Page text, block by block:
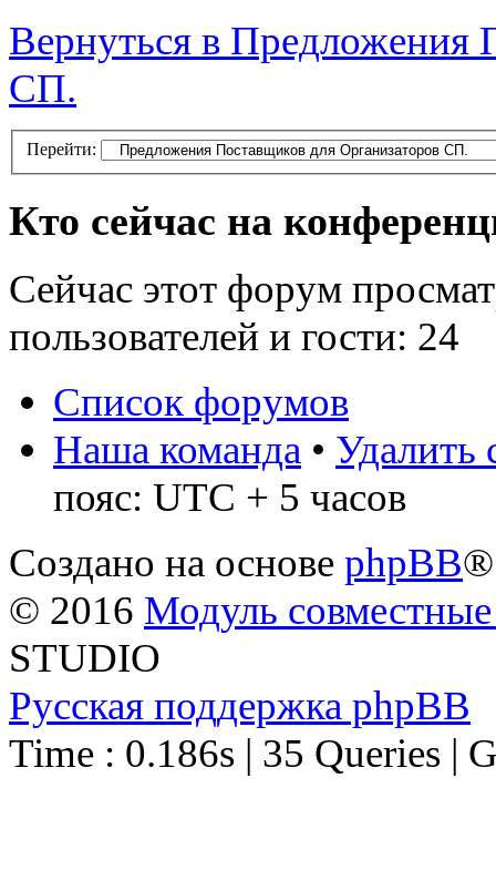
Вернуться в Предложения
СП.
Перейти:
Кто сейчас на
Сейчас этот форум
пользователей и гости: 24
Список форумов
Наша команда • Удалить
пояс: UTC + 5 часов
Создано на основе phpBB®
© 2016 Модуль
STUDIO
Русская поддержка phpBB
Time : 0.186s | 35 Queries |